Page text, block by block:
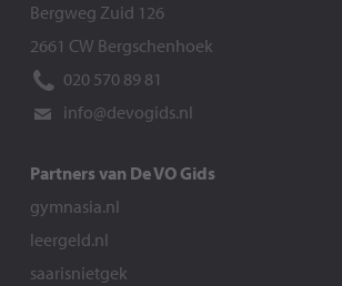
Bergweg Zuid 126
2661 CW Bergschenhoek
020 570 89 81
info@devogids.nl
Partners van De VO Gids
gymnasia.nl
leergeld.nl
saarisnietgek